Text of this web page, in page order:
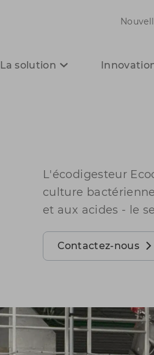
La solution
L'écodigesteur
culture
et aux acides - le
Contactez-nous